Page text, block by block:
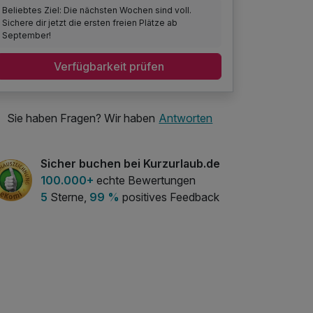
Beliebtes Ziel: Die nächsten Wochen sind voll.
Sichere dir jetzt die ersten freien Plätze ab
September!
Verfügbarkeit prüfen
Sie haben Fragen? Wir haben Antworten
Sicher buchen bei Kurzurlaub.de
100.000+ echte Bewertungen
5 Sterne, 99 % positives Feedback